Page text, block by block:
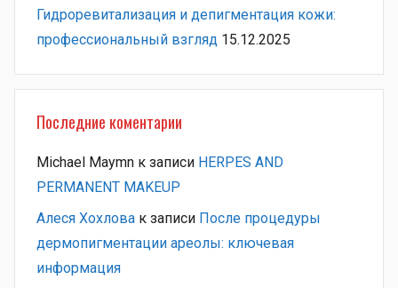
Гидроревитализация и депигментация кожи:
профессиональный взгляд 15.12.2025
Последние коментарии
Michael Maymn к записи HERPES AND
PERMANENT MAKEUP
Алеся Хохлова к записи После процедуры
дермопигментации ареолы: ключевая
информация